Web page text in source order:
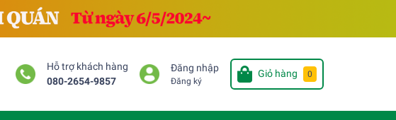
Hỗ trợ khách hàng
080-2654-9857
Đăng nhập
Đăng ký
Giỏ hàng 0